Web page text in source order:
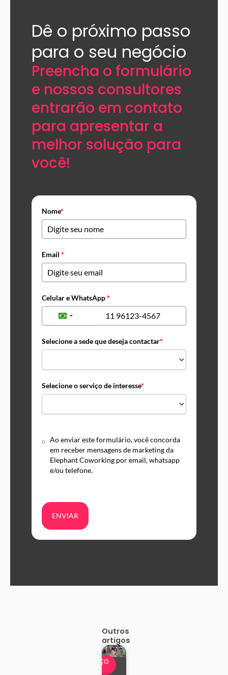
Dê o próximo passo
para o seu negócio​
Preencha o formulário
e nossos consultores
entrarão em contato
para apresentar a
melhor solução para
você!​
Nome*
Email *
Celular e WhatsApp*
Brazil
Selecione a sede que deseja contactar*
Selecione o serviço de interesse*
Ao enviar este formulário, você concorda
em receber mensagens de marketing da
Elephant Coworking por email, whatsapp
e/ou telefone.
ENVIAR
Outros
artigos
ENDEREÇO